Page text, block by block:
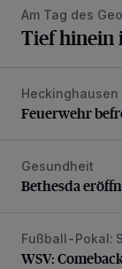
Am Tag des
Tief hinein
Feuerwehr
Heckinghausen
Feuerwehr
Bethesda
Gesundheit
Bethesda
WSV:
Fußball-Pokal:
WSV: